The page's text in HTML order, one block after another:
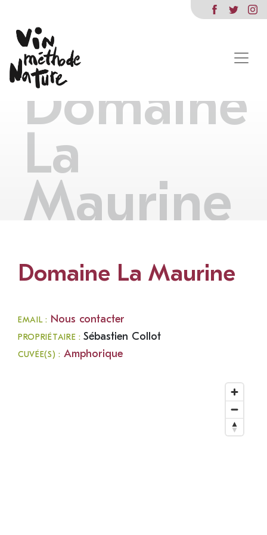
Domaine
La
Maurine
Domaine La Maurine
EMAIL : Nous contacter
PROPRIÉTAIRE :Sébastien Collot
CUVÉE(S) : Amphorique